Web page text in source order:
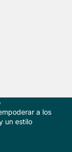
a los
un estilo